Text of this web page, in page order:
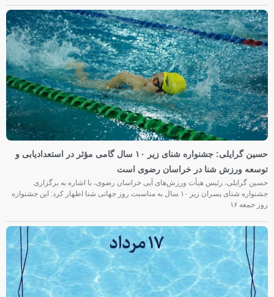
حسین گرایلی: جشنواره شنای زیر ۱۰ سال گامی مؤثر در استعدادیابی و
توسعه ورزش شنا در خراسان رضوی است
حسین گرایلی، رئیس هیأت ورزش‌های آبی خراسان رضوی، با اشاره به برگزاری
جشنواره شنای پسران زیر ۱۰ سال به مناسبت روز جهانی شنا اظهار کرد: این جشنواره
روز جمعه‌ ۱۶